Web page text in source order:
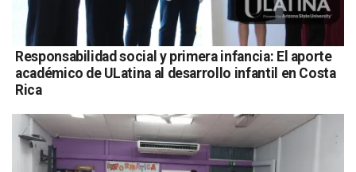
Responsabilidad social y primera infancia: El aporte
académico de ULatina al desarrollo infantil en Costa
Rica